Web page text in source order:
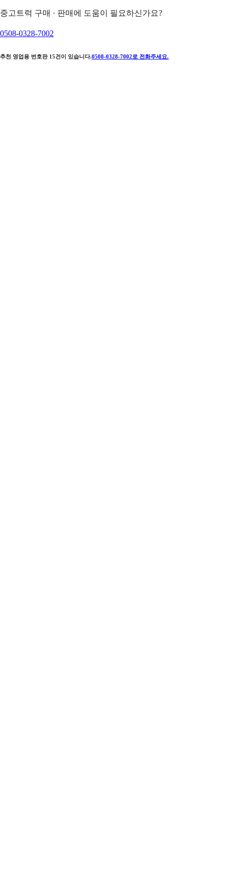
중고트럭 구매 · 판매에 도움이 필요하신가요?
0508-0328-7002
추천 영업용 번호판 15건이 있습니다.0508-0328-7002 로 전화주세요.